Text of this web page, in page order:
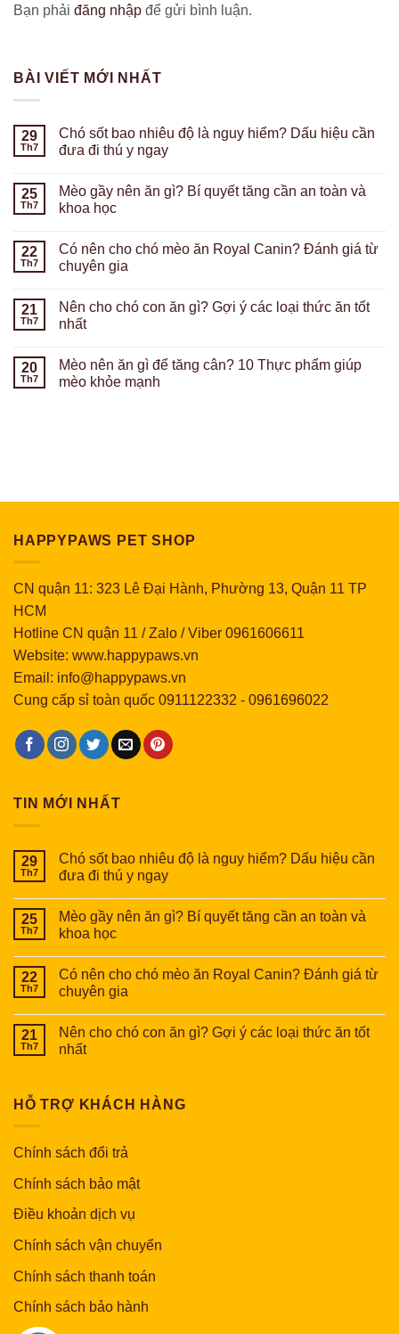
Bạn phải đăng nhập để gửi bình luận.
BÀI VIẾT MỚI NHẤT
29
Th7
Chó sốt bao nhiêu độ là nguy hiểm? Dấu hiệu cần
đưa đi thú y ngay
25
Th7
Mèo gầy nên ăn gì? Bí quyết tăng cần an toàn và
khoa học
22
Th7
Có nên cho chó mèo ăn Royal Canin? Đánh giá từ
chuyên gia
21
Th7
Nên cho chó con ăn gì? Gợi ý các loại thức ăn tốt
nhất
20
Th7
Mèo nên ăn gì để tăng cân? 10 Thực phẩm giúp
mèo khỏe mạnh
HAPPYPAWS PET SHOP
CN quận 11: 323 Lê Đại Hành, Phường 13, Quận 11 TP
HCM
Hotline CN quận 11 / Zalo / Viber 0961606611
Website: www.happypaws.vn
Email: info@happypaws.vn
Cung cấp sỉ toàn quốc 0911122332 - 0961696022
TIN MỚI NHẤT
29
Th7
Chó sốt bao nhiêu độ là nguy hiểm? Dấu hiệu cần
đưa đi thú y ngay
25
Th7
Mèo gầy nên ăn gì? Bí quyết tăng cần an toàn và
khoa học
22
Th7
Có nên cho chó mèo ăn Royal Canin? Đánh giá từ
chuyên gia
21
Th7
Nên cho chó con ăn gì? Gợi ý các loại thức ăn tốt
nhất
HỖ TRỢ KHÁCH HÀNG
Chính sách đổi trả
Chính sách bảo mật
Điều khoản dịch vụ
Chính sách vận chuyển
Chính sách thanh toán
Chính sách bảo hành